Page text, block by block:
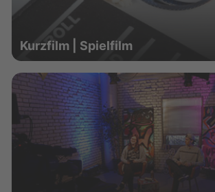
Kurzfilm | Spielfilm